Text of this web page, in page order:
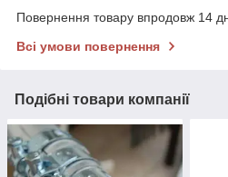
Повернення товару впродовж 14
Всі умови повернення
Подібні товари компанії